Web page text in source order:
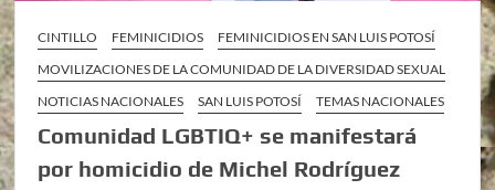
CINTILLO FEMINICIDIOS
FEMINICIDIOS EN SAN LUIS POTOSÍ
MOVILIZACIONES DE LA COMUNIDAD DE LA DIVERSIDAD SEXUAL
NOTICIAS NACIONALES
SAN LUIS POTOSÍ TEMAS NACIONALES
Comunidad LGBTIQ+ se manifestará
por homicidio de Michel Rodríguez